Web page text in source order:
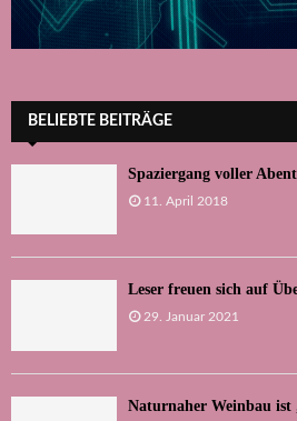
BELIEBTE BEITRÄGE
Spaziergang voller
11. April 2018
Leser freuen sich auf
29. Januar 2021
Naturnaher Weinbau ist